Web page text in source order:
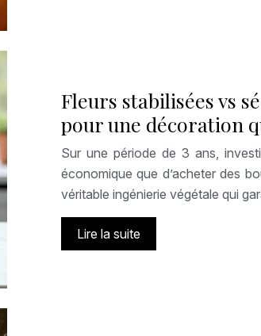
Fleurs stabilisées vs
pour une décoration
Sur une période de 3 ans,
économique que d’acheter des
véritable ingénierie végétale qui
Lire la suite